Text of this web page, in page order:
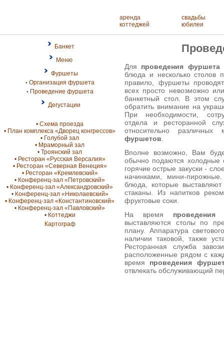
аренда
коттеджей
свадьбы
юбилеи
Банкет
Меню
Фуршеты
• Организация фуршета
• Проведение фуршета
Дегустации
• Схема проезда
• План комплекса «Дворец конгрессов»
• Голубой зал
• Мраморный зал
• Троянский зал
• Ресторан «Русская Версалия»
• Ресторан «Северная Венеция»
• Ресторан «Кремлевский»
• Конференц-зал «Петровский»
• Конференц-зал «Александровский»
• Конференц-зал «Николаевский»
• Конференц-зал «Константиновский»
• Конференц-зал «Павловский»
• Коттеджи
Картограф
Для проведения фуршета
блюда и несколько столов
правило, фуршеты
всех просто невозможно
банкетный стол. В этом
обратить внимание на
При необходимости,
отдела и ресторанной
относительно
фуршетов
Вполне возможно, Вам
обычно подаются холодные
горячие острые закуски -
начинками, мини-
блюда, которые
стаканы. Из напитков
фруктовые соки.
На время проведения
выставляются столы по
плану. Аппаратура
наличии таковой, также
Ресторанная служба
расположенные рядом с
время проведения
отвлекать обслуживающий